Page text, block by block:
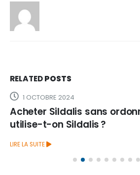
RELATEDPOSTS
1 OCTOBRE 2024
Acheter Sildalis sans
utilise-t-on Sildalis ?
LIRE LA SUITE